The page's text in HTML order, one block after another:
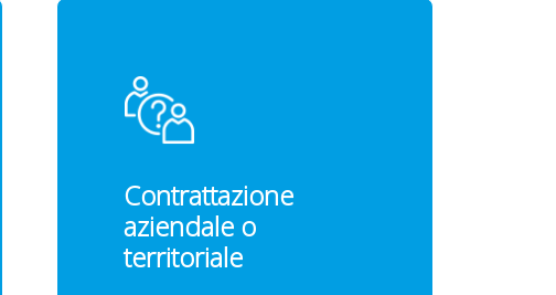
Contrattazione
aziendale o
territoriale